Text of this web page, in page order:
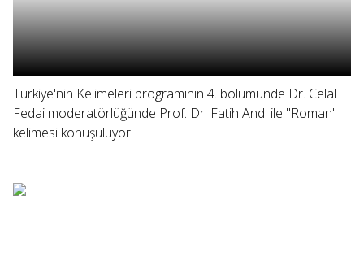
Türkiye'nin Kelimeleri programının 4. bölümünde Dr. Celal
Fedai moderatörlüğünde Prof. Dr. Fatih Andı ile "Roman"
kelimesi konuşuluyor.